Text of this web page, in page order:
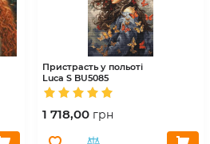
Пристрасть у польоті
Luca S BU5085
1 718,00 грн